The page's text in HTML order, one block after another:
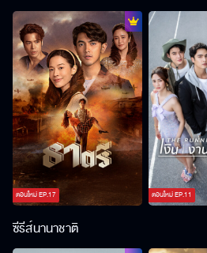
ตอนใหม่EP.17 ตอนใหม่EP.11
ซีรีส์นานาชาติ